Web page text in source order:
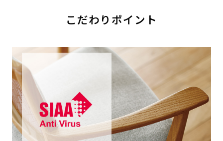
こだわりポイント